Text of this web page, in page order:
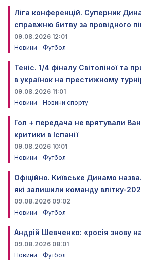
Ліга конференцій. Суперник
справжню битву за провідного
09.08.2026 12:01
Новини
Футбол
Теніс. 1/4 фіналу Світоліної та
в українок на престижному
09.08.2026 11:01
Новини
Новини спорту
Гол + передача не врятували
критики в Іспанії
09.08.2026 10:01
Новини
Футбол
Офіційно. Київське Динамо
які залишили команду влітку-
09.08.2026 09:02
Новини
Футбол
Андрій Шевченко: «росія знову
09.08.2026 08:01
Новини
Футбол